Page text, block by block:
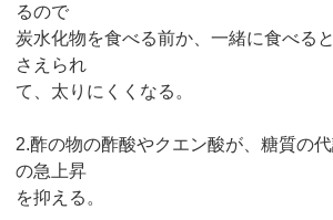
るので
炭水化物を食べる前か、一緒に食べる
さえられ
て、太りにくくなる。
2.酢の物の酢酸やクエン酸が、糖質の
の急上昇
を抑える。